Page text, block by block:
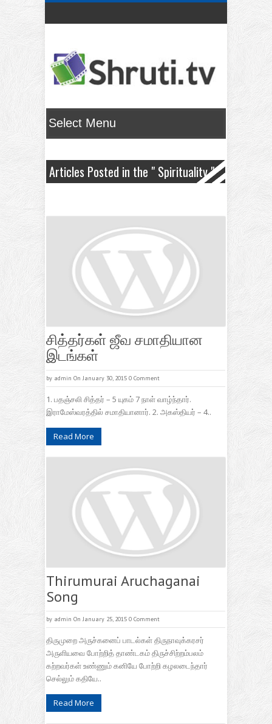
Articles Posted in the " Spirituality "
Category
சித்தர்கள் ஜீவ சமாதியான
இடங்கள்
by admin On January 30, 2015 0 Comment
1. பதஞ்சலி சித்தர் – 5 யுகம் 7 நாள் வாழ்ந்தார்.
இராமேஸ்வரத்தில் சமாதியானார். 2. அகஸ்தியர் – 4..
Read More
Thirumurai Aruchaganai
Song
by admin On January 25, 2015 0 Comment
திருமுறை அருச்கனைப் பாடல்கள் திருநாவுக்கரசர்
அருளியவை போற்றித் தாண்டகம் திருச்சிற்றம்பலம்
கற்றவர்கள் உண்ணும் கனியே போற்றி கழலடைந்தார்
செல்லும் கதியே..
Read More